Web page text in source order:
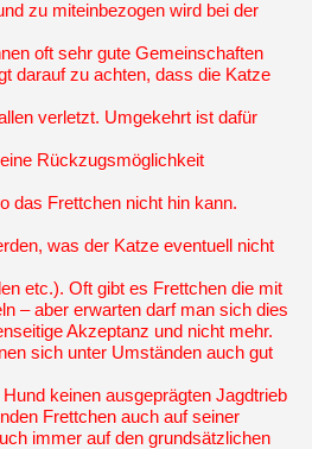
zu miteinbezogen wird bei der
oft sehr gute Gemeinschaften
darauf zu achten, dass die Katze
verletzt. Umgekehrt ist dafür
Rückzugsmöglichkeit
das Frettchen nicht hin kann.
was der Katze eventuell nicht
etc.). Oft gibt es Frettchen die mit
– aber erwarten darf man sich dies
Akzeptanz und nicht mehr.
sich unter Umständen auch gut
keinen ausgeprägten Jagdtrieb
Frettchen auch auf seiner
immer auf den grundsätzlichen